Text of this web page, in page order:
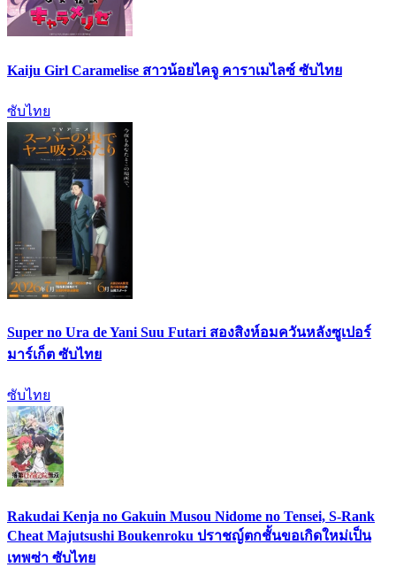
Kaiju Girl Caramelise สาวน้อยไคจู คาราเมไลซ์ ซับไทย
ซับไทย
Super no Ura de Yani Suu Futari สองสิงห์อมควันหลังซูเปอร์
มาร์เก็ต ซับไทย
ซับไทย
Rakudai Kenja no Gakuin Musou Nidome no Tensei, S-Rank
Cheat Majutsushi Boukenroku ปราชญ์ตกชั้นขอเกิดใหม่เป็น
เทพซ่า ซับไทย